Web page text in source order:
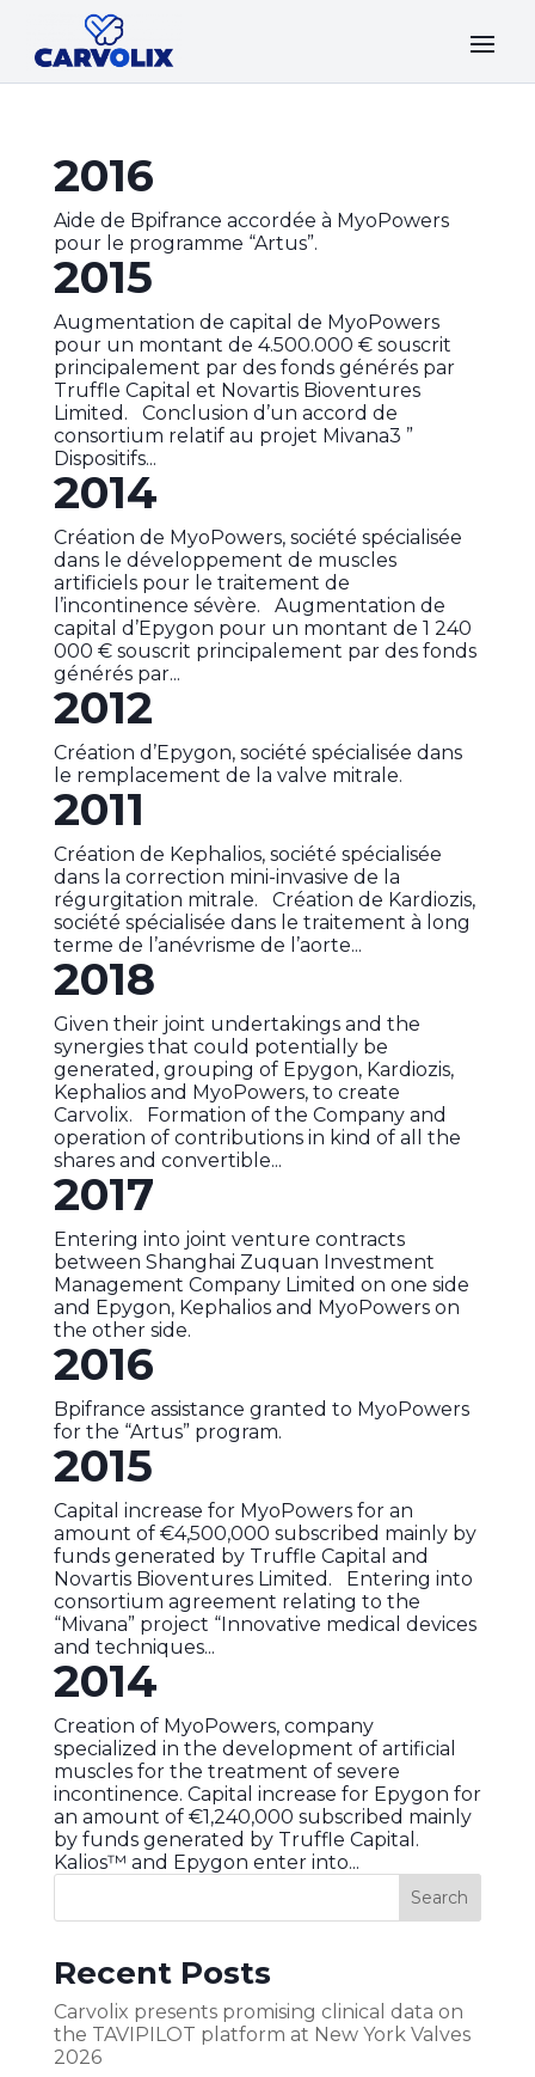
2016
Aide de Bpifrance accordée à MyoPowers
pour le programme “Artus”.
2015
Augmentation de capital de MyoPowers
pour un montant de 4.500.000 € souscrit
principalement par des fonds générés par
Truffle Capital et Novartis Bioventures
Limited. Conclusion d’un accord de
consortium relatif au projet Mivana3 ”
Dispositifs...
2014
Création de MyoPowers, société spécialisée
dans le développement de muscles
artificiels pour le traitement de
l’incontinence sévère. Augmentation de
capital d’Epygon pour un montant de 1 240
000 € souscrit principalement par des fonds
générés par...
2012
Création d’Epygon, société spécialisée dans
le remplacement de la valve mitrale.
2011
Création de Kephalios, société spécialisée
dans la correction mini-invasive de la
régurgitation mitrale. Création de Kardiozis,
société spécialisée dans le traitement à long
terme de l’anévrisme de l’aorte...
2018
Given their joint undertakings and the
synergies that could potentially be
generated, grouping of Epygon, Kardiozis,
Kephalios and MyoPowers, to create
Carvolix. Formation of the Company and
operation of contributions in kind of all the
shares and convertible...
2017
Entering into joint venture contracts
between Shanghai Zuquan Investment
Management Company Limited on one side
and Epygon, Kephalios and MyoPowers on
the other side.
2016
Bpifrance assistance granted to MyoPowers
for the “Artus” program.
2015
Capital increase for MyoPowers for an
amount of €4,500,000 subscribed mainly by
funds generated by Truffle Capital and
Novartis Bioventures Limited. Entering into
consortium agreement relating to the
“Mivana” project “Innovative medical devices
and techniques...
2014
Creation of MyoPowers, company
specialized in the development of artificial
muscles for the treatment of severe
incontinence. Capital increase for Epygon for
an amount of €1,240,000 subscribed mainly
by funds generated by Truffle Capital.
Kalios™ and Epygon enter into...
Recent Posts
Carvolix presents promising clinical data on
the TAVIPILOT platform at New York Valves
2026